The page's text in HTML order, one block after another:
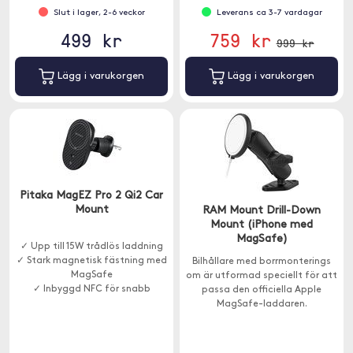
Slut i lager, 2-6 veckor
499 kr
Lägg i varukorgen
Leverans ca 3-7 vardagar
759 kr 999 kr
Lägg i varukorgen
Pitaka MagEZ Pro 2 Qi2 Car
Mount
✓ Upp till 15W trådlös laddning
✓ Stark magnetisk fästning med
MagSafe
✓ Inbyggd NFC för snabb
RAM Mount Drill-Down
Mount (iPhone med
MagSafe)
Bilhållare med borrmonterings
om är utformad speciellt för att
passa den officiella Apple
MagSafe-laddaren.